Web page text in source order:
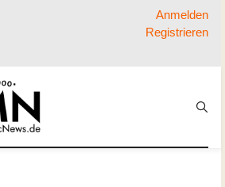
Anmelden
Registrieren